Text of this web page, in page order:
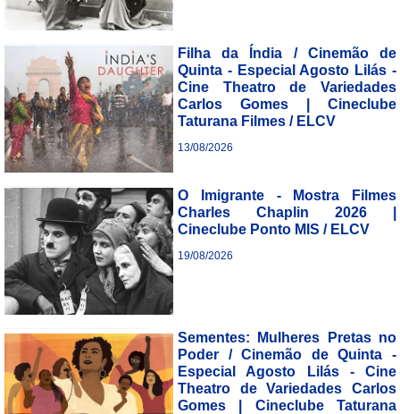
Filha da Índia / Cinemão de
Quinta - Especial Agosto Lilás -
Cine Theatro de Variedades
Carlos Gomes | Cineclube
Taturana Filmes / ELCV
13/08/2026
O Imigrante - Mostra Filmes
Charles Chaplin 2026 |
Cineclube Ponto MIS / ELCV
19/08/2026
Sementes: Mulheres Pretas no
Poder / Cinemão de Quinta -
Especial Agosto Lilás - Cine
Theatro de Variedades Carlos
Gomes | Cineclube Taturana